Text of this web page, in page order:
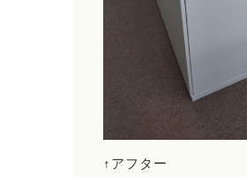
↑アフター